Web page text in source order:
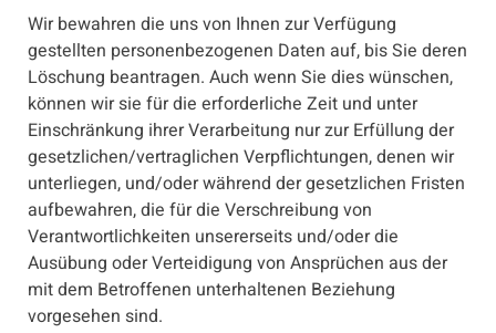
Wir bewahren die uns von Ihnen zur Verfügung
gestellten personenbezogenen Daten auf, bis Sie deren
Löschung beantragen. Auch wenn Sie dies wünschen,
können wir sie für die erforderliche Zeit und unter
Einschränkung ihrer Verarbeitung nur zur Erfüllung der
gesetzlichen/vertraglichen Verpflichtungen, denen wir
unterliegen, und/oder während der gesetzlichen Fristen
aufbewahren, die für die Verschreibung von
Verantwortlichkeiten unsererseits und/oder die
Ausübung oder Verteidigung von Ansprüchen aus der
mit dem Betroffenen unterhaltenen Beziehung
vorgesehen sind.